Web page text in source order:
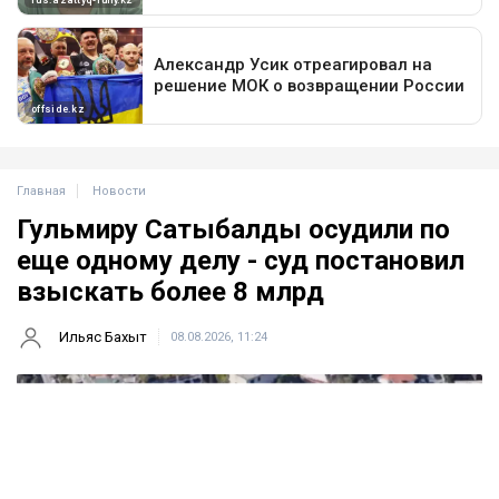
Главная Новости
Гульмиру Сатыбалды осудили по
еще одному делу - суд постановил
взыскать более 8 млрд
Ильяс Бахыт 08.08.2026, 11:24